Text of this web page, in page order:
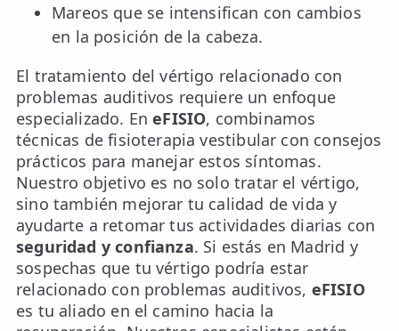
Mareos que se intensifican con cambios
en la posición de la cabeza.
El tratamiento del vértigo relacionado con
problemas auditivos requiere un enfoque
especializado. EneFISIO, combinamos
técnicas de fisioterapia vestibular con consejos
prácticos para manejar estos síntomas.
Nuestro objetivo es no solo tratar el vértigo,
sino también mejorar tu calidad de vida y
ayudarte a retomar tus actividades diarias con
seguridad y confianza. Si estás en Madrid y
sospechas que tu vértigo podría estar
relacionado con problemas auditivos, eFISIO
es tu aliado en el camino hacia la